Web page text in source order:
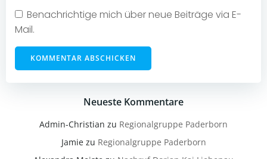
Benachrichtige mich über neue Beiträge via E-
Mail.
Neueste Kommentare
Admin-Christian zu Regionalgruppe Paderborn
Jamiezu Regionalgruppe Paderborn